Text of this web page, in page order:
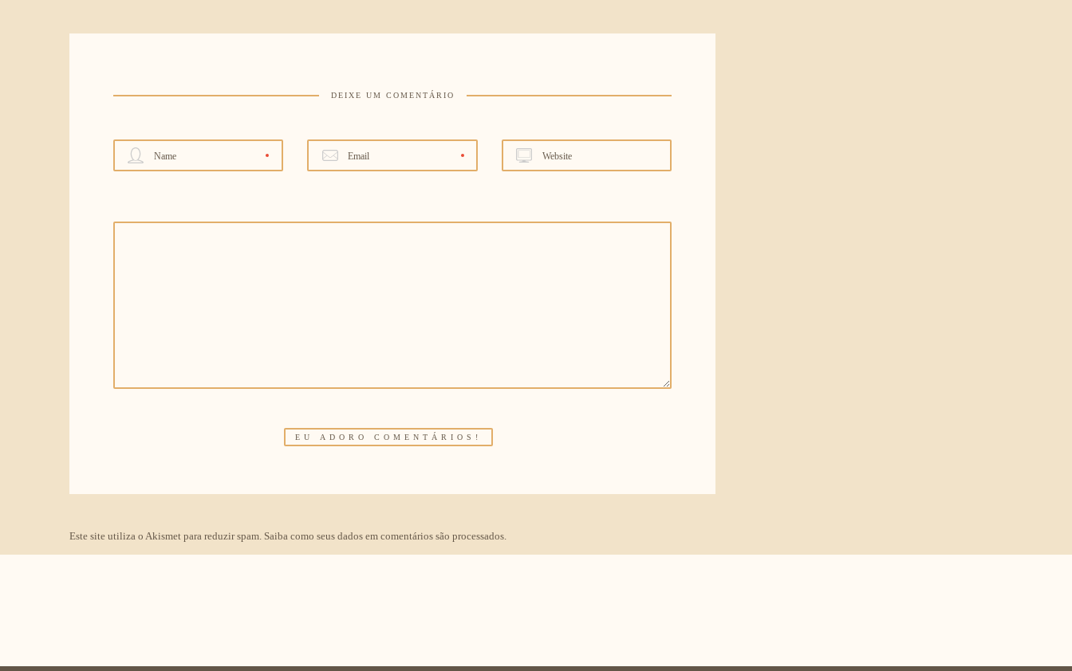
DEIXE UM COMENTÁRIO
Name Email Website
Este site utiliza o Akismet para reduzir spam. Saiba como seus dados em comentários são processados